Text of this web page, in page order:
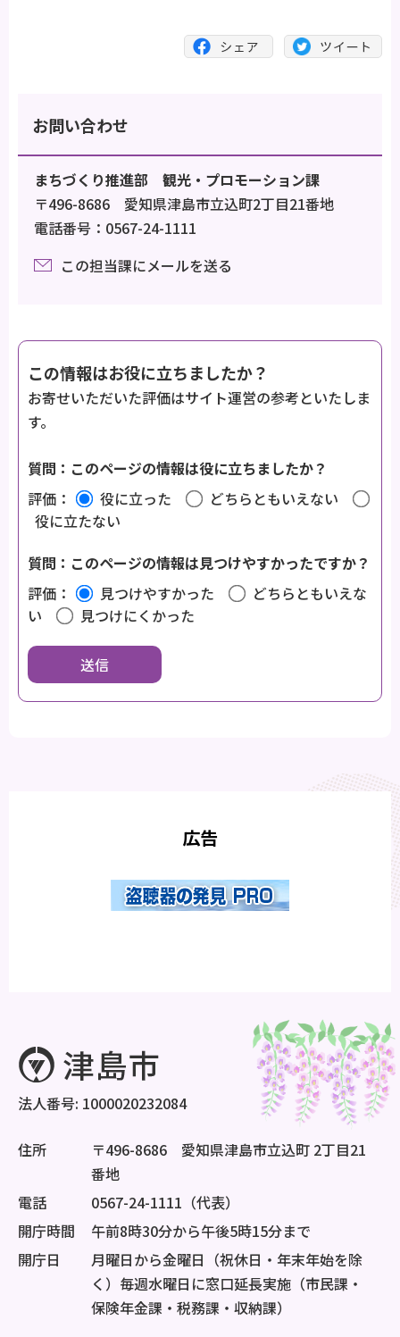
お問い合わせ
まちづくり推進部 観光・プロモーション課
〒496-8686 愛知県津島市立込町2丁目21番地
電話番号：0567-24-1111
この担当課にメールを送る
この情報はお役に立ちましたか？
お寄せいただいた評価はサイト運営の参考といたしま
す。
質問：このページの情報は役に立ちましたか？
評価：
役に立った
どちらともいえない
役に立たない
質問：このページの情報は見つけやすかったですか？
評価：
見つけやすかった
どちらともいえな
い
見つけにくかった
広告
法人番号: 1000020232084
住所
〒496-8686 愛知県津島市立込町 2丁目21
番地
電話
0567-24-1111（代表）
開庁時間
午前8時30分から午後5時15分まで
開庁日
月曜日から金曜日（祝休日・年末年始を除
く）毎週水曜日に窓口延長実施（市民課・
保険年金課・税務課・収納課）